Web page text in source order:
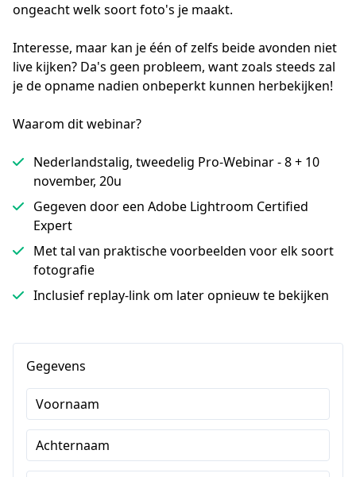
ongeacht welk soort foto's je maakt.
Interesse, maar kan je één of zelfs beide avonden niet
live kijken? Da's geen probleem, want zoals steeds zal
je de opname nadien onbeperkt kunnen herbekijken!
Waarom dit webinar?
Nederlandstalig, tweedelig Pro-Webinar - 8 + 10
november, 20u
Gegeven door een Adobe Lightroom Certified
Expert
Met tal van praktische voorbeelden voor elk soort
fotografie
Inclusief replay-link om later opnieuw te bekijken
Gegevens
Voornaam
Achternaam